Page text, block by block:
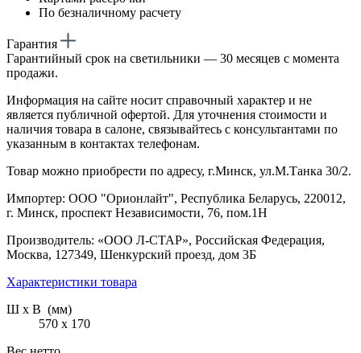
По безналичному расчету
Гарантия
Гарантийный срок на светильники — 30 месяцев с момента
продажи.
Информация на сайте носит справочный характер и не
является публичной офертой. Для уточнения стоимости и
наличия товара в салоне, связывайтесь с консультантами по
указанным в контактах телефонам.
Товар можно приобрести по адресу, г.Минск, ул.М.Танка 30/2.
Импортер: ООО "Орионлайт", Республика Беларусь, 220012,
г. Минск, проспект Независимости, 76, пом.1Н
Производитель: «ООО Л-СТАР», Российская Федерация,
Москва, 127349, Шенкурский проезд, дом 3Б
Характеристики товара
Ш х В (мм)
570 х 170